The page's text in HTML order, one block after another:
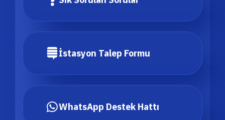
İstasyon Talep Formu
WhatsApp Destek Hattı